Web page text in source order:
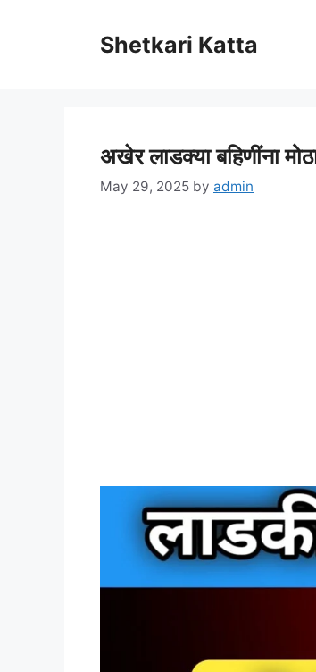
Shetkari Katta
अखेर लाडक्या बहिणींना
May 29, 2025 by admin